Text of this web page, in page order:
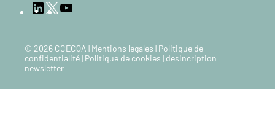
LinkedIn
Twitter
© 2026 CCECQA | Mentions legales | Politique de
confidentialité| Politique de cookies | desincription
newsletter